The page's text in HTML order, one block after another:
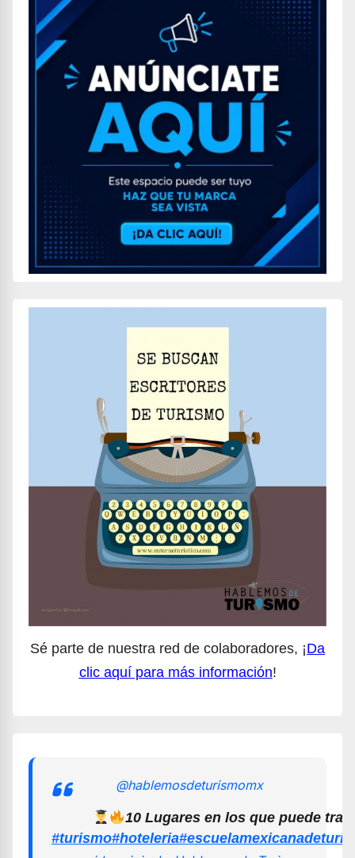
Sé parte de nuestra red de colaboradores, ¡Da
clic aquí para más información!
@hablemosdeturismomx
10 Lugares en los que puede
#turismo#hoteleria